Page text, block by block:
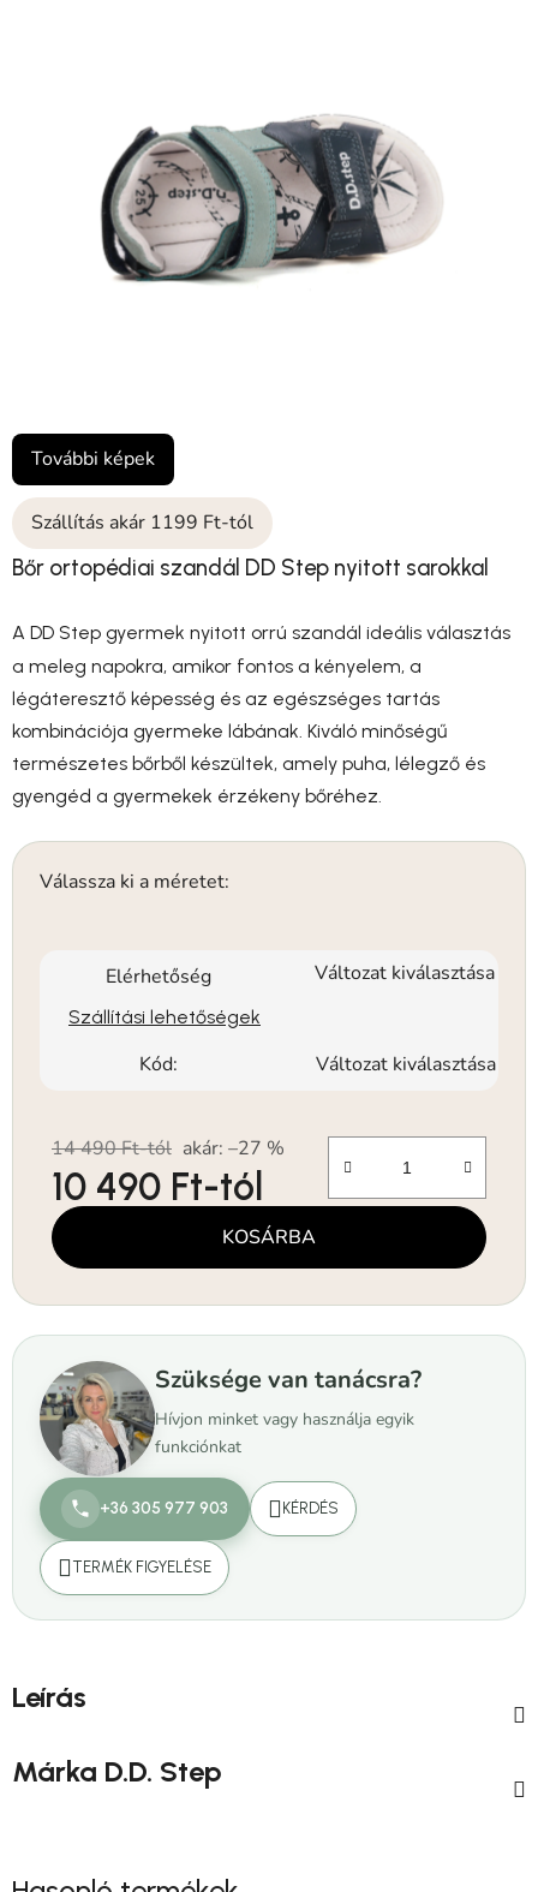
Szállítás akár 1199 Ft-tól
Bőr ortopédiai szandál DD Step nyitott sarokkal
A DD Step gyermek nyitott orrú szandál ideális választás
a meleg napokra, amikor fontos a kényelem, a
légáteresztő képesség és az egészséges tartás
kombinációja gyermeke lábának. Kiváló minőségű
természetes bőrből készültek, amely puha, lélegző és
gyengéd a gyermekek érzékeny bőréhez.
Válassza ki a méretet:
Elérhetőség Változat kiválasztása
Szállítási lehetőségek
Kód: Változat kiválasztása
14 490 Ft-tól akár: –27 %
10 490 Ft-tól
Egységár: KOSÁRBA
Szüksége van tanácsra?
Hívjon minket vagy használja egyik
funkciónkat
+36 305 977 903 KÉRDÉS
TERMÉK FIGYELÉSE
További képek
Leírás
Márka D.D. Step